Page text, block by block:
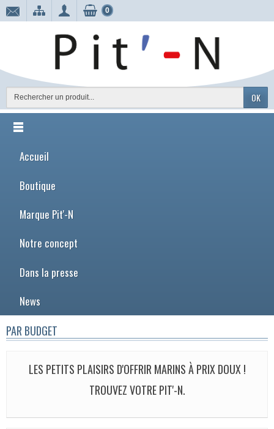
OK
0
Accueil
Boutique
Marque Pit'-N
Notre concept
Dans la presse
News
PAR BUDGET
LES PETITS PLAISIRS D'OFFRIR MARINS À PRIX DOUX !
TROUVEZ VOTRE PIT'-N.